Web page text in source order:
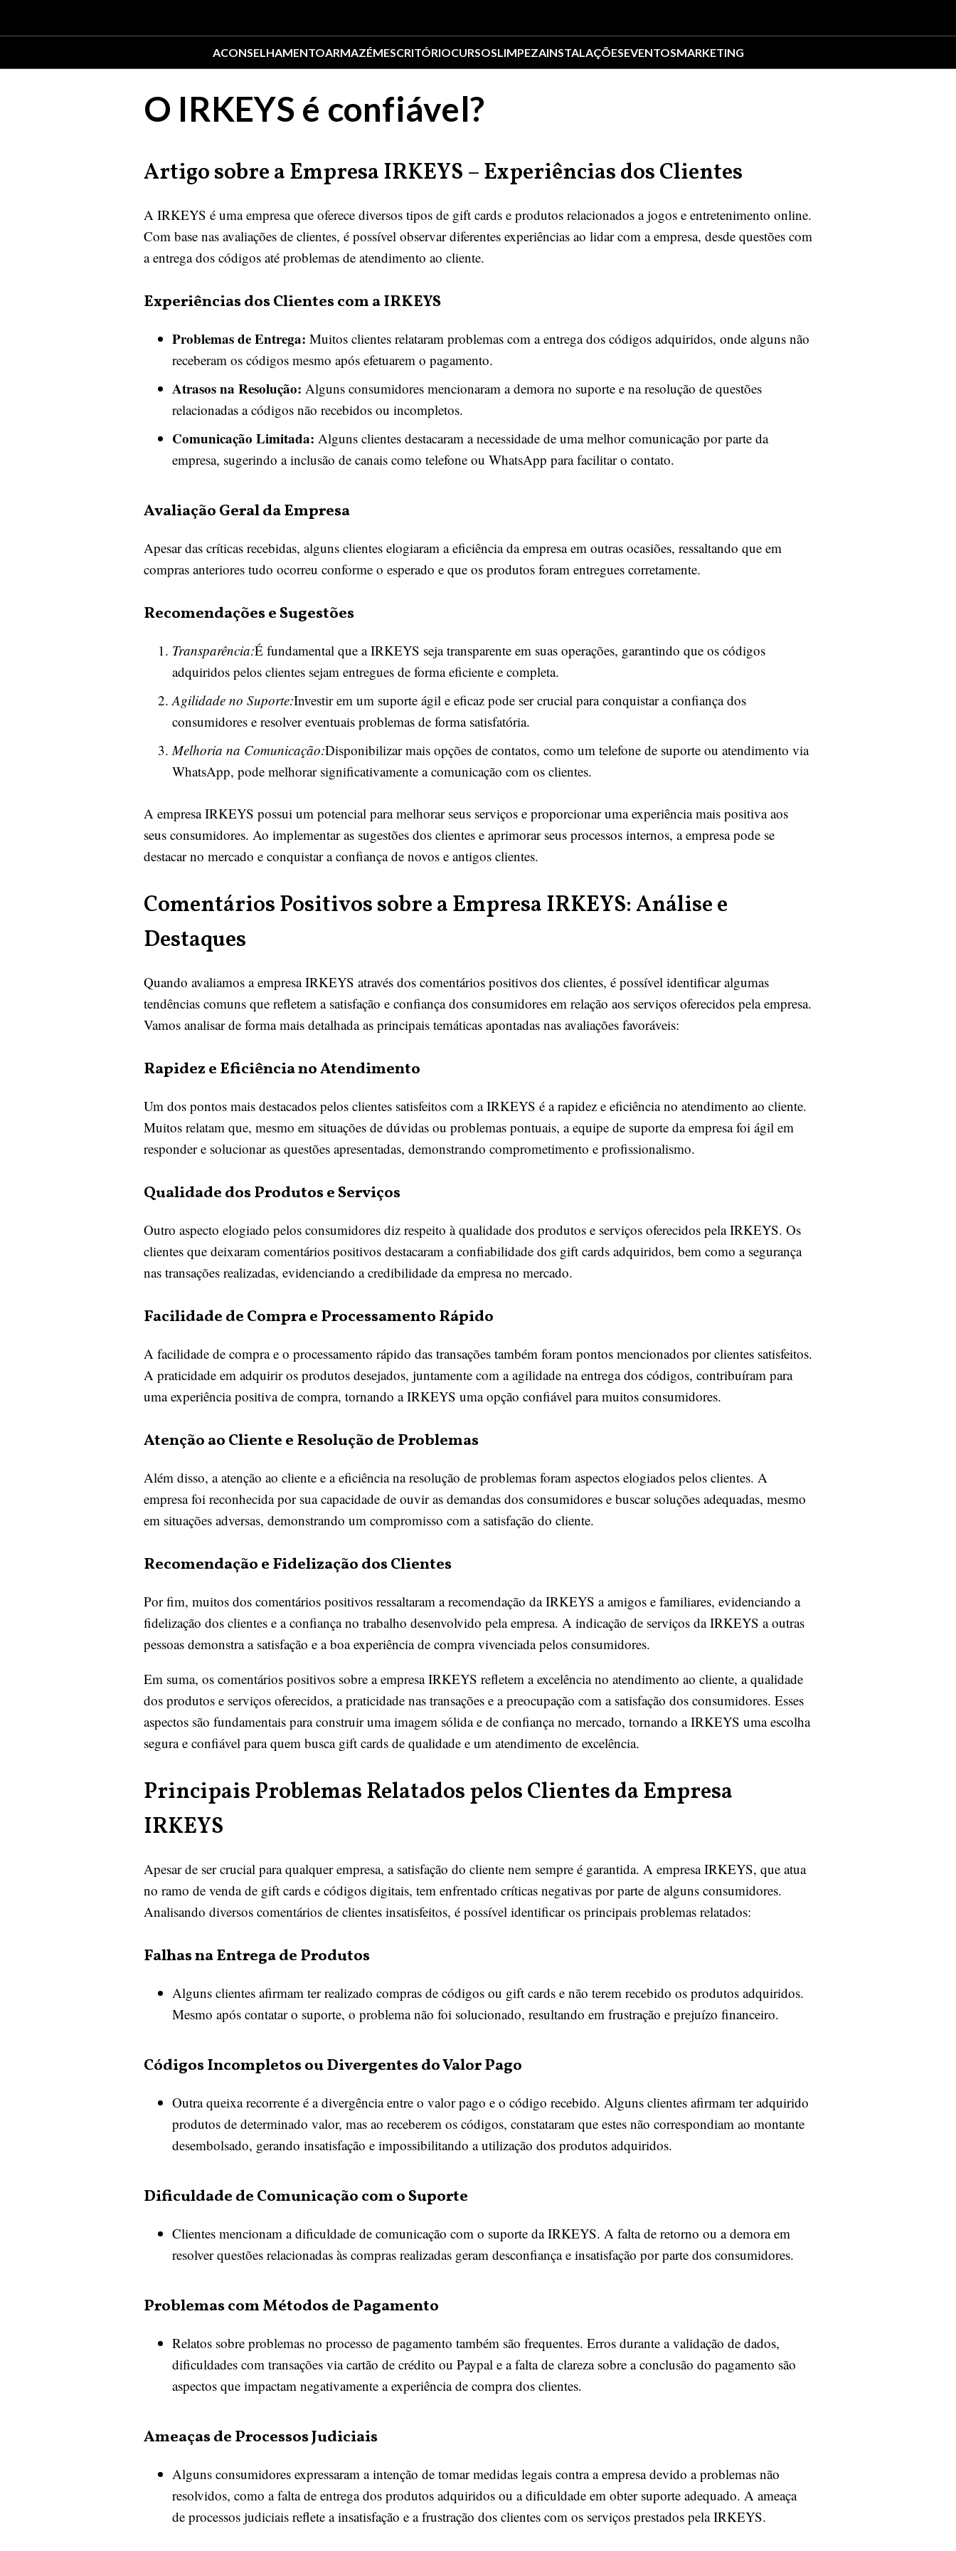
ACONSELHAMENTOARMAZÉMESCRITÓRIOCURSOSLIMPEZAINSTALAÇÕESEVENTOSMARKETING
O IRKEYS é confiável?
Artigo sobre a Empresa IRKEYS – Experiências dos Clientes
A IRKEYS é uma empresa que oferece diversos tipos de gift cards e produtos relacionados a jogos e entretenimento online.
Com base nas avaliações de clientes, é possível observar diferentes experiências ao lidar com a empresa, desde questões com
a entrega dos códigos até problemas de atendimento ao cliente.
Experiências dos Clientes com a IRKEYS
Problemas de Entrega: Muitos clientes relataram problemas com a entrega dos códigos adquiridos, onde alguns não
receberam os códigos mesmo após efetuarem o pagamento.
Atrasos na Resolução: Alguns consumidores mencionaram a demora no suporte e na resolução de questões
relacionadas a códigos não recebidos ou incompletos.
Comunicação Limitada: Alguns clientes destacaram a necessidade de uma melhor comunicação por parte da
empresa, sugerindo a inclusão de canais como telefone ou WhatsApp para facilitar o contato.
Avaliação Geral da Empresa
Apesar das críticas recebidas, alguns clientes elogiaram a eficiência da empresa em outras ocasiões, ressaltando que em
compras anteriores tudo ocorreu conforme o esperado e que os produtos foram entregues corretamente.
Recomendações e Sugestões
Transparência:É fundamental que a IRKEYS seja transparente em suas operações, garantindo que os códigos
adquiridos pelos clientes sejam entregues de forma eficiente e completa.
Agilidade no Suporte:Investir em um suporte ágil e eficaz pode ser crucial para conquistar a confiança dos
consumidores e resolver eventuais problemas de forma satisfatória.
Melhoria na Comunicação:Disponibilizar mais opções de contatos, como um telefone de suporte ou atendimento via
WhatsApp, pode melhorar significativamente a comunicação com os clientes.
A empresa IRKEYS possui um potencial para melhorar seus serviços e proporcionar uma experiência mais positiva aos
seus consumidores. Ao implementar as sugestões dos clientes e aprimorar seus processos internos, a empresa pode se
destacar no mercado e conquistar a confiança de novos e antigos clientes.
Comentários Positivos sobre a Empresa IRKEYS: Análise e
Destaques
Quando avaliamos a empresa IRKEYS através dos comentários positivos dos clientes, é possível identificar algumas
tendências comuns que refletem a satisfação e confiança dos consumidores em relação aos serviços oferecidos pela empresa.
Vamos analisar de forma mais detalhada as principais temáticas apontadas nas avaliações favoráveis:
Rapidez e Eficiência no Atendimento
Um dos pontos mais destacados pelos clientes satisfeitos com a IRKEYS é a rapidez e eficiência no atendimento ao cliente.
Muitos relatam que, mesmo em situações de dúvidas ou problemas pontuais, a equipe de suporte da empresa foi ágil em
responder e solucionar as questões apresentadas, demonstrando comprometimento e profissionalismo.
Qualidade dos Produtos e Serviços
Outro aspecto elogiado pelos consumidores diz respeito à qualidade dos produtos e serviços oferecidos pela IRKEYS. Os
clientes que deixaram comentários positivos destacaram a confiabilidade dos gift cards adquiridos, bem como a segurança
nas transações realizadas, evidenciando a credibilidade da empresa no mercado.
Facilidade de Compra e Processamento Rápido
A facilidade de compra e o processamento rápido das transações também foram pontos mencionados por clientes satisfeitos.
A praticidade em adquirir os produtos desejados, juntamente com a agilidade na entrega dos códigos, contribuíram para
uma experiência positiva de compra, tornando a IRKEYS uma opção confiável para muitos consumidores.
Atenção ao Cliente e Resolução de Problemas
Além disso, a atenção ao cliente e a eficiência na resolução de problemas foram aspectos elogiados pelos clientes. A
empresa foi reconhecida por sua capacidade de ouvir as demandas dos consumidores e buscar soluções adequadas, mesmo
em situações adversas, demonstrando um compromisso com a satisfação do cliente.
Recomendação e Fidelização dos Clientes
Por fim, muitos dos comentários positivos ressaltaram a recomendação da IRKEYS a amigos e familiares, evidenciando a
fidelização dos clientes e a confiança no trabalho desenvolvido pela empresa. A indicação de serviços da IRKEYS a outras
pessoas demonstra a satisfação e a boa experiência de compra vivenciada pelos consumidores.
Em suma, os comentários positivos sobre a empresa IRKEYS refletem a excelência no atendimento ao cliente, a qualidade
dos produtos e serviços oferecidos, a praticidade nas transações e a preocupação com a satisfação dos consumidores. Esses
aspectos são fundamentais para construir uma imagem sólida e de confiança no mercado, tornando a IRKEYS uma escolha
segura e confiável para quem busca gift cards de qualidade e um atendimento de excelência.
Principais Problemas Relatados pelos Clientes da Empresa
IRKEYS
Apesar de ser crucial para qualquer empresa, a satisfação do cliente nem sempre é garantida. A empresa IRKEYS, que atua
no ramo de venda de gift cards e códigos digitais, tem enfrentado críticas negativas por parte de alguns consumidores.
Analisando diversos comentários de clientes insatisfeitos, é possível identificar os principais problemas relatados:
Falhas na Entrega de Produtos
Alguns clientes afirmam ter realizado compras de códigos ou gift cards e não terem recebido os produtos adquiridos.
Mesmo após contatar o suporte, o problema não foi solucionado, resultando em frustração e prejuízo financeiro.
Códigos Incompletos ou Divergentes do Valor Pago
Outra queixa recorrente é a divergência entre o valor pago e o código recebido. Alguns clientes afirmam ter adquirido
produtos de determinado valor, mas ao receberem os códigos, constataram que estes não correspondiam ao montante
desembolsado, gerando insatisfação e impossibilitando a utilização dos produtos adquiridos.
Dificuldade de Comunicação com o Suporte
Clientes mencionam a dificuldade de comunicação com o suporte da IRKEYS. A falta de retorno ou a demora em
resolver questões relacionadas às compras realizadas geram desconfiança e insatisfação por parte dos consumidores.
Problemas com Métodos de Pagamento
Relatos sobre problemas no processo de pagamento também são frequentes. Erros durante a validação de dados,
dificuldades com transações via cartão de crédito ou Paypal e a falta de clareza sobre a conclusão do pagamento são
aspectos que impactam negativamente a experiência de compra dos clientes.
Ameaças de Processos Judiciais
Alguns consumidores expressaram a intenção de tomar medidas legais contra a empresa devido a problemas não
resolvidos, como a falta de entrega dos produtos adquiridos ou a dificuldade em obter suporte adequado. A ameaça
de processos judiciais reflete a insatisfação e a frustração dos clientes com os serviços prestados pela IRKEYS.